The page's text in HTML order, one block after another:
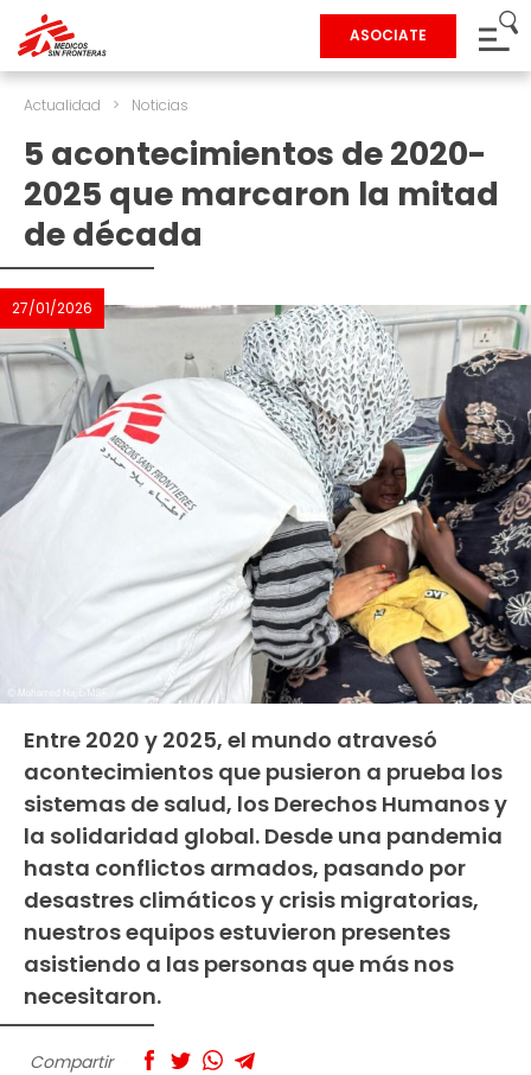
ASOCIATE
Actualidad > Noticias
5 acontecimientos de 2020-
2025 que marcaron la mitad
de década
27/01/2026
Entre 2020 y 2025, el mundo atravesó
acontecimientos que pusieron a prueba los
sistemas de salud, los Derechos Humanos y
la solidaridad global. Desde una pandemia
hasta conflictos armados, pasando por
desastres climáticos y crisis migratorias,
nuestros equipos estuvieron presentes
asistiendo a las personas que más nos
necesitaron.
Compartir